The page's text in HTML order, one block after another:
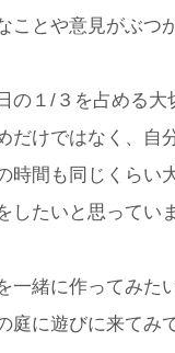
ことや意見がぶつ
の１/３を占める大
だけではなく、自
時間も同じくらい
したいと思ってい
一緒に作ってみた
庭に遊びに来てみ